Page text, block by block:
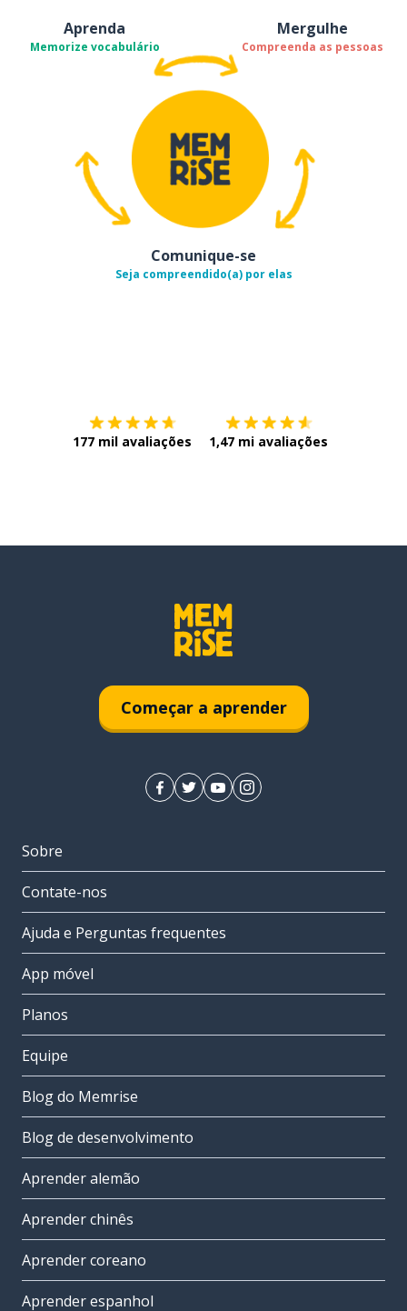
Aprenda
Memorize vocabulário
Mergulhe
Compreenda as pessoas
Comunique-se
Seja compreendido(a) por elas
177 mil avaliações 1,47 mi avaliações
Começar a aprender
Sobre
Contate-nos
Ajuda e Perguntas frequentes
App móvel
Planos
Equipe
Blog do Memrise
Blog de desenvolvimento
Aprender alemão
Aprender chinês
Aprender coreano
Aprender espanhol